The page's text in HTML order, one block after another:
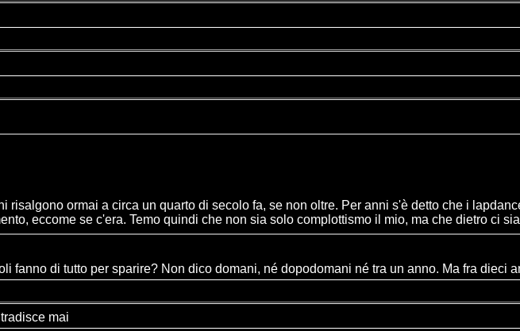
ormai a circa un quarto di secolo fa, se non oltre. Per anni s'è detto che i
eccome se c'era. Temo quindi che non sia solo complottismo il mio, ma che dietro ci
fanno di tutto per sparire? Non dico domani, né dopodomani né tra un anno. Ma fra dieci
mai